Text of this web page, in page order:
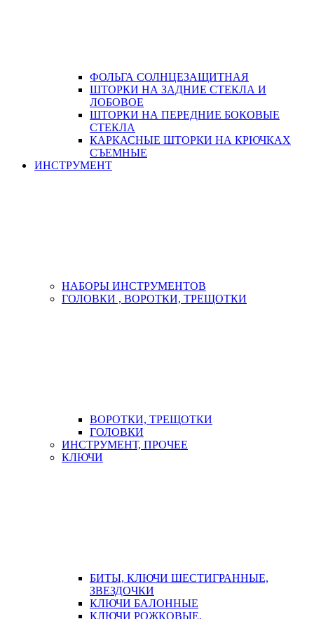
ФОЛЬГА СОЛНЦЕЗАЩИТНАЯ
ШТОРКИ НА ЗАДНИЕ СТЕКЛА И
ЛОБОВОЕ
ШТОРКИ НА ПЕРЕДНИЕ БОКОВЫЕ
СТЕКЛА
КАРКАСНЫЕ ШТОРКИ НА КРЮЧКАХ
СЪЕМНЫЕ
ИНСТРУМЕНТ
НАБОРЫ ИНСТРУМЕНТОВ
ГОЛОВКИ , ВОРОТКИ, ТРЕЩОТКИ
ВОРОТКИ, ТРЕЩОТКИ
ГОЛОВКИ
ИНСТРУМЕНТ, ПРОЧЕЕ
КЛЮЧИ
БИТЫ, КЛЮЧИ ШЕСТИГРАННЫЕ,
ЗВЕЗДОЧКИ
КЛЮЧИ БАЛОННЫЕ
КЛЮЧИ РОЖКОВЫЕ,